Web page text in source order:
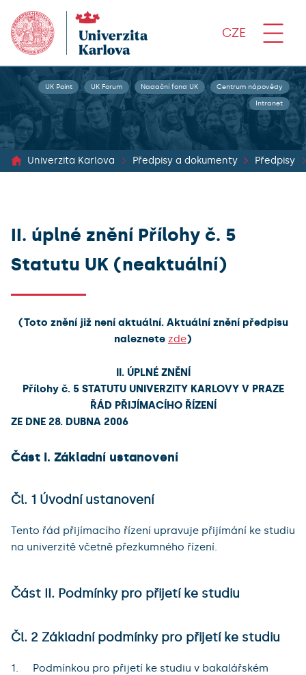
CZE
UK Point UK Forum Nadační fond UK Centrum nápovědy
Intranet
Univerzita Karlova Předpisy a dokumenty Předpisy
II. úplné znění Přílohy č. 5
Statutu UK (neaktuální)
(Toto znění již není aktuální. Aktuální znění předpisu
naleznete zde)
II. ÚPLNÉ ZNĚNÍ
Přílohy č. 5 STATUTU UNIVERZITY KARLOVY V PRAZE
ŘÁD PŘIJÍMACÍHO ŘÍZENÍ
ZE DNE 28. DUBNA 2006
Část I. Základní ustanovení
Čl. 1 Úvodní ustanovení
Tento řád přijímacího řízení upravuje přijímání ke studiu
na univerzitě včetně přezkumného řízení.
Část II. Podmínky pro přijetí ke studiu
Čl. 2 Základní podmínky pro přijetí ke studiu
Podmínkou pro přijetí ke studiu v bakalářském